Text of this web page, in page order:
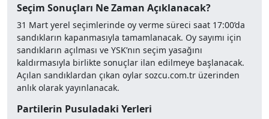
Seçim Sonuçları Ne Zaman Açıklanacak?
31 Mart yerel seçimlerinde oy verme süreci saat 17:00’da
sandıkların kapanmasıyla tamamlanacak. Oy sayımı için
sandıkların açılması ve YSK’nın seçim yasağını
kaldırmasıyla birlikte sonuçlar ilan edilmeye başlanacak.
Açılan sandıklardan çıkan oylar sozcu.com.tr üzerinden
anlık olarak yayınlanacak.
Partilerin Pusuladaki Yerleri